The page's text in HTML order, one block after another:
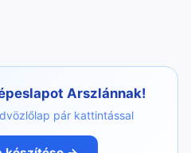
Arszlánnak!
pár kattintással